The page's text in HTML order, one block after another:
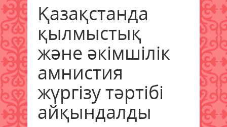
Қазақстанда
қылмыстық
және әкімшілік
амнистия
жүргізу тәртібі
айқындалды